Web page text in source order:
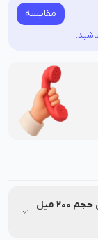
مقایسه
آیا ژل شستشوی مناسب پوست خشک و حساس حجم 200 میل